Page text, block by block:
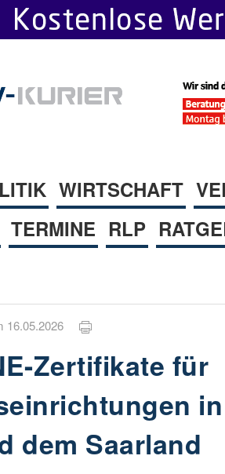
WIRTSCHAFT
TERMINE RLP
16.05.2026
Zertifikate für
dem Saarland